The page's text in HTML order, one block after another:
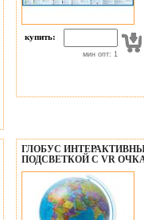
купить:
мин опт: 1
ГЛОБУС
ПОДСВЕТКОЙ С VR